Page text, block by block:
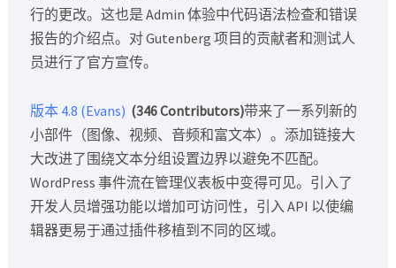
行的更改。这也是 Admin 体验中代码语法检查和错误
报告的介绍点。对 Gutenberg 项目的贡献者和测试人
员进行了官方宣传。
版本 4.8 (Evans) (346 Contributors)带来了一系列新的
小部件（图像、视频、音频和富文本）。添加链接大
大改进了围绕文本分组设置边界以避免不匹配。
WordPress 事件流在管理仪表板中变得可见。引入了
开发人员增强功能以​​增加可访问性，引入 API 以使编
辑器更易于通过插件移植到不同的区域。